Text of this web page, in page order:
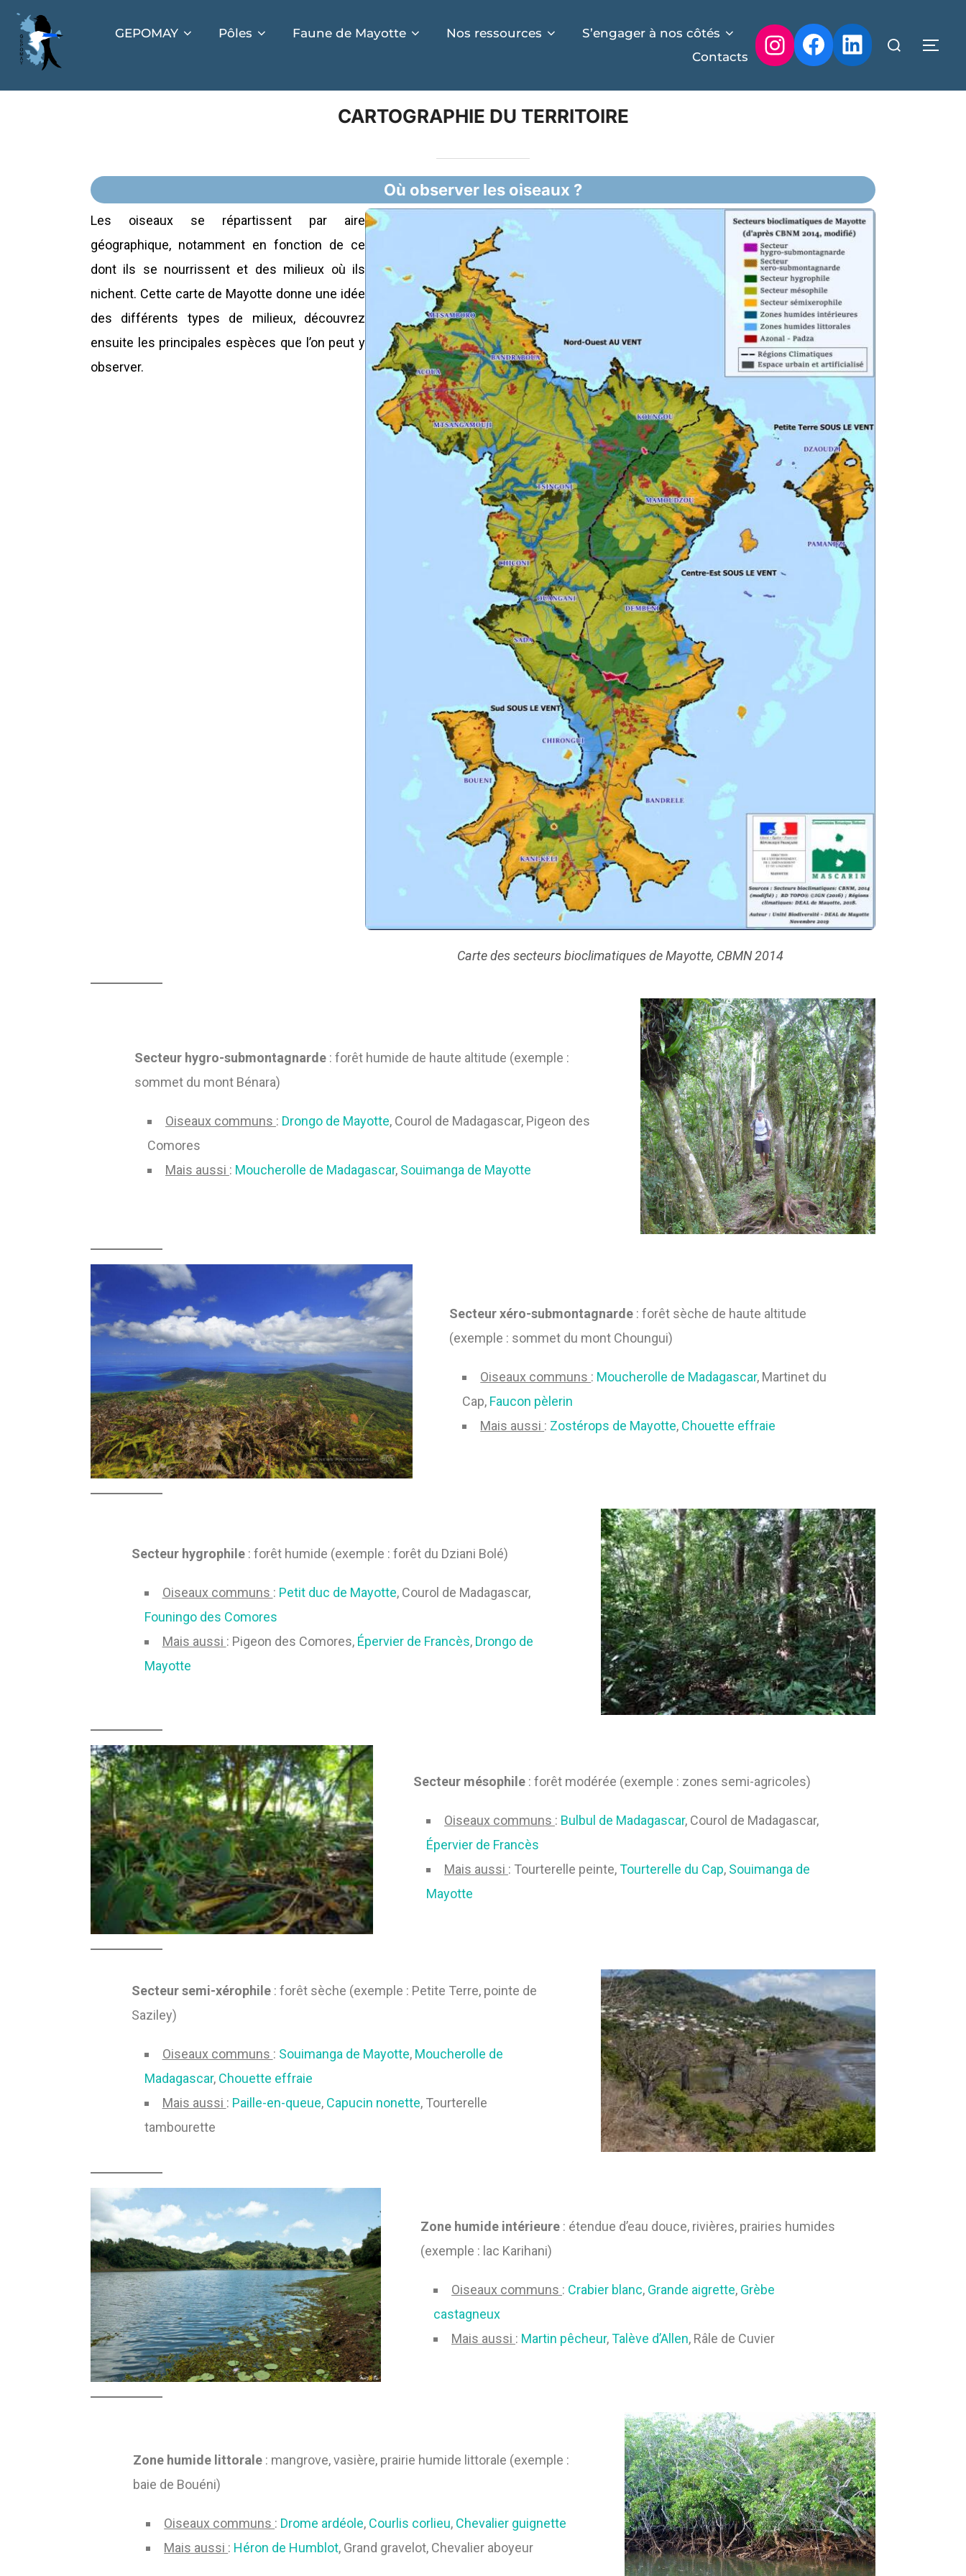
GEPOMAY Pôles Faune de Mayotte Nos ressources
S’engager à nos côtés
Contacts
CARTOGRAPHIE DU TERRITOIRE
Où observer les oiseaux ?
Les oiseaux se répartissent par aire
géographique, notamment en fonction de ce
dont ils se nourrissent et des milieux où ils
nichent. Cette carte de Mayotte donne une idée
des différents types de milieux, découvrez
ensuite les principales espèces que l’on peut y
observer.
Carte des secteurs bioclimatiques de Mayotte, CBMN 2014
Secteur hygro-submontagnarde : forêt humide de haute altitude (exemple :
sommet du mont Bénara)
Oiseaux communs : Drongo de Mayotte, Courol de Madagascar, Pigeon des
Comores
Mais aussi : Moucherolle de Madagascar, Souimanga de Mayotte
Secteur xéro-submontagnarde : forêt sèche de haute altitude
(exemple : sommet du mont Choungui)
Oiseaux communs : Moucherolle de Madagascar, Martinet du
Cap, Faucon pèlerin
Mais aussi : Zostérops de Mayotte, Chouette effraie
Secteur hygrophile : forêt humide (exemple : forêt du Dziani Bolé)
Oiseaux communs : Petit duc de Mayotte, Courol de Madagascar,
Founingo des Comores
Mais aussi : Pigeon des Comores, Épervier de Francès, Drongo de
Mayotte
Secteur mésophile : forêt modérée (exemple : zones semi-agricoles)
Oiseaux communs : Bulbul de Madagascar, Courol de Madagascar,
Épervier de Francès
Mais aussi : Tourterelle peinte,Tourterelle du Cap, Souimanga de
Mayotte
Secteur semi-xérophile : forêt sèche (exemple : Petite Terre, pointe de
Saziley)
Oiseaux communs : Souimanga de Mayotte, Moucherolle de
Madagascar, Chouette effraie
Mais aussi : Paille-en-queue, Capucin nonette, Tourterelle
tambourette
Zone humide intérieure : étendue d’eau douce, rivières, prairies humides
(exemple : lac Karihani)
Oiseaux communs : Crabier blanc, Grande aigrette, Grèbe
castagneux
Mais aussi : Martin pêcheur,Talève d’Allen, Râle de Cuvier
Zone humide littorale : mangrove, vasière, prairie humide littorale (exemple :
baie de Bouéni)
Oiseaux communs : Drome ardéole, Courlis corlieu, Chevalier guignette
Mais aussi : Héron de Humblot, Grand gravelot, Chevalier aboyeur